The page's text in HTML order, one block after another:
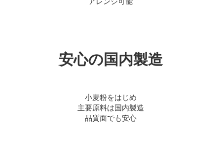
安心の国内製造
小麦粉をはじめ
主要原料は国内製造
品質面でも安心